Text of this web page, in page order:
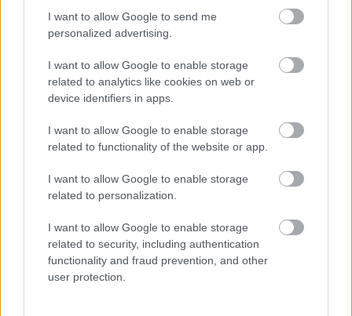
I want to allow Google to send me
personalized advertising.
I want to allow Google to enable storage
related to analytics like cookies on web or
device identifiers in apps.
I want to allow Google to enable storage
related to functionality of the website or app.
I want to allow Google to enable storage
related to personalization.
I want to allow Google to enable storage
related to security, including authentication
functionality and fraud prevention, and other
user protection.
gondolatot indíthat el benned, amely később nagy
döntéssé nőhet.
A párkapcsolatodban most fontos, hogy
ne csak a szabadságodra figyelj, hanem arra is, mit él meg
melletted a másik. Ha közös tervekről van szó, ma
könnyebben megtalálhatjátok a közös hangot.
Egyedülállóként izgalmas beszélgetés vagy váratlan üzenet
dobhatja fel az estédet. A munkában most jól jöhet az
optimizmusod, de ügyelj rá, hogy ne ígérj többet, mint amit
biztosan teljesíteni tudsz. Pénzügyekben csábíthat egy
utazás, élmény vagy nagyobb kiadás, de érdemes előtte
számolni. Az egészségednek jót tesz a mozgás, a friss
levegő és minden, ami kimozdít a megszokott keretek
közül. A hangulatod alapvetően bizakodó lehet, még akkor is,